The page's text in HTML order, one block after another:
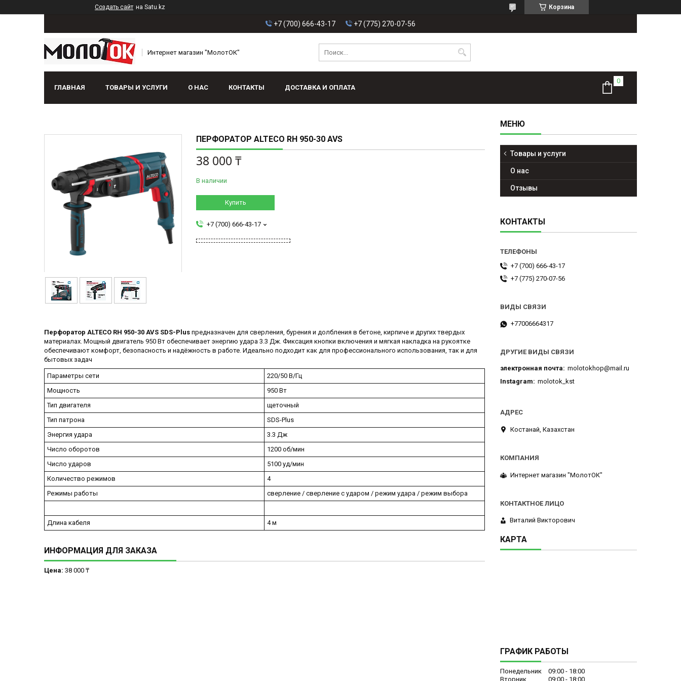
Создать сайт на Satu.kz Корзина
+7 (700) 666-43-17 +7 (775) 270-07-56
Интернет магазин "МолотОК"
ГЛАВНАЯ ТОВАРЫ И УСЛУГИ О НАС КОНТАКТЫ ДОСТАВКА И ОПЛАТА
ПЕРФОРАТОР ALTECO RH 950-30 AVS
38 000 ₸
В наличии
Купить
+7 (700) 666-43-17
Перфоратор ALTECO RH 950-30 AVS SDS-Plus предназначен для сверления, бурения и долбления в бетоне, кирпиче и других твердых
материалах. Мощный двигатель 950 Вт обеспечивает энергию удара 3.3 Дж. Фиксация кнопки включения и мягкая накладка на рукоятке
обеспечивают комфорт, безопасность и надёжность в работе. Идеально подходит как для профессионального использования, так и для
бытовых задач
Параметры сети
220/50 В/Гц
Мощность
950 Вт
Тип двигателя
щеточный
Тип патрона
SDS-Plus
Энергия удара
3.3 Дж
Число оборотов
1200 об/мин
Число ударов
5100 уд/мин
Количество режимов
4
Режимы работы
сверление / сверление с ударом / режим удара / режим выбора
Длина кабеля 4 м
ИНФОРМАЦИЯ ДЛЯ ЗАКАЗА
Цена: 38 000 ₸
Товары и услуги
О нас
Отзывы
КОНТАКТЫ
+7 (700) 666-43-17
+7 (775) 270-07-56
+77006664317
ДРУГИЕ ВИДЫ СВЯЗИ
электронная почта
molotokhop@mail.ru
Instagram
molotok_kst
Костанай, Казахстан
Интернет магазин "МолотОК"
Виталий Викторович
КАРТА
ГРАФИК РАБОТЫ
Понедельник 09:00
18:00
Вторник
09:00 18:00